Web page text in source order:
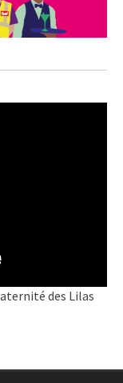
des Lilas